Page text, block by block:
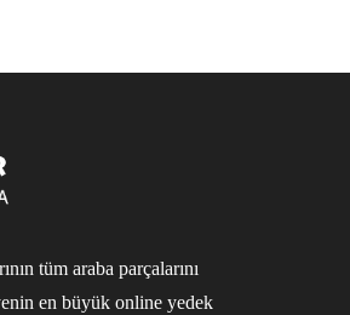
tüm araba parçalarını
en büyük online yedek